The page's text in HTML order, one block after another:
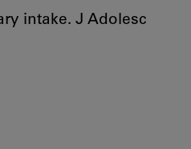
intake. J Adolesc